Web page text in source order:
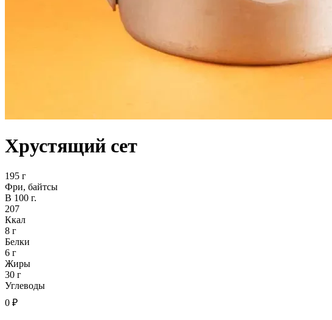
Хрустящий сет
195 г
Фри, байтсы
В 100 г.
207
Ккал
8 г
Белки
6 г
Жиры
30 г
Углеводы
0 ₽